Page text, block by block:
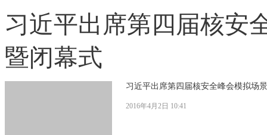
习近平出席第四届核安
暨闭幕式
习近平出席第四届核安全峰会模拟场
2016年4月2日 10:41